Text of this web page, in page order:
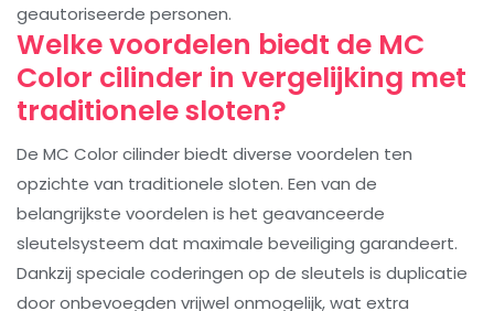
geautoriseerde personen.
Welke voordelen biedt de MC
Color cilinder in vergelijking met
traditionele sloten?
De MC Color cilinder biedt diverse voordelen ten
opzichte van traditionele sloten. Een van de
belangrijkste voordelen is het geavanceerde
sleutelsysteem dat maximale beveiliging garandeert.
Dankzij speciale coderingen op de sleutels is duplicatie
door onbevoegden vrijwel onmogelijk, wat extra